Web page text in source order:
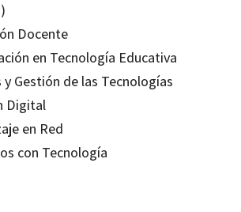
Docente
en Tecnología Educativa
Gestión de las Tecnologías
Digital
en Red
con Tecnología